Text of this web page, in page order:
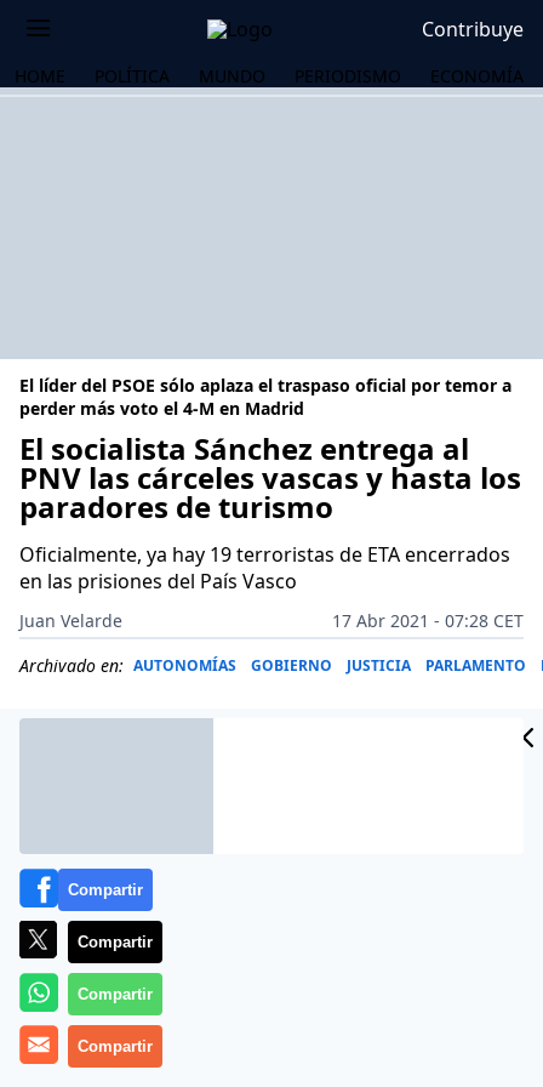
Contribuye
HOME POLÍTICA MUNDO PERIODISMO ECONOMÍA
El líder del PSOE sólo aplaza el traspaso oficial por temor a
perder más voto el 4-M en Madrid
El socialista Sánchez entrega al
PNV las cárceles vascas y hasta los
paradores de turismo
Oficialmente, ya hay 19 terroristas de ETA encerrados
en las prisiones del País Vasco
Juan Velarde
17 Abr 2021 - 07:28 CET
Archivado en: AUTONOMÍAS GOBIERNO JUSTICIA PARLAMENTO
ElGobierno PSOE-Podemos
Compartir
Compartir
Compartir
Compartir